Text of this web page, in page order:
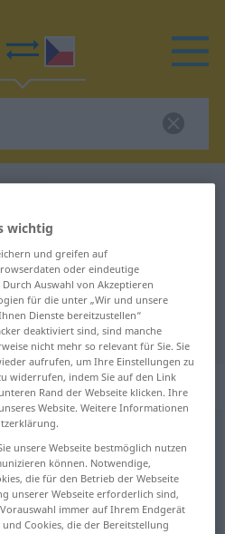
Übersetzung
anklicken/antippen)
wichtig
und greifen auf
oder eindeutige
Auswahl von Akzeptieren
für die unter „Wir und unsere
Dienste bereitzustellen“
deaktiviert sind, sind manche
nicht mehr so relevant für Sie. Sie
aufrufen, um Ihre Einstellungen zu
widerrufen, indem Sie auf den Link
Rand der Webseite klicken. Ihre
Website. Weitere Informationen
unsere Webseite bestmöglich nutzen
können. Notwendige,
die für den Betrieb der Webseite
unserer Webseite erforderlich sind,
immer auf Ihrem Endgerät
Cookies, die der Bereitstellung